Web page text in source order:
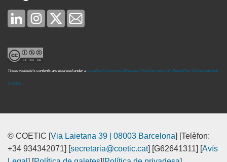
These website's contents are licensed under a Creative Commons Attribution-NonCommercial-ShareAlike 4.0 International
License
© COETIC [Via Laietana 39 | 08003 Barcelona] [Telèfon:
+34 934342071] [secretaria@coetic.cat] [G62641311] [Avís